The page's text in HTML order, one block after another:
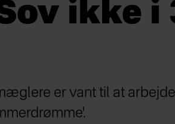
ikke i
er vant til at